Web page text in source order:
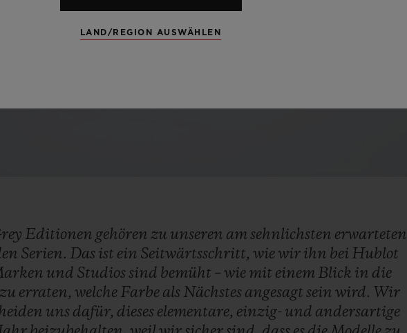
Video
Editionen gehörenzu unseren amsehnlichsten erwarteten
Serien. Das ist ein Seitwärtsschritt, wiewir ihn bei Hublot
und Studiossind bemüht –wie mit einem Blick in die
zu erraten, welche Farbe als Nächstes angesagt sein wird. Wir
uns dafür, dieses elementare, einzig- und andersartige
LAND/REGION AUSWÄHLEN